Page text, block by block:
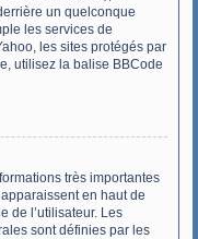
un quelconque
les services de
les sites protégés par
utilisez la balise BBCode
très importantes
en haut de
de l’utilisateur. Les
sont définies par les